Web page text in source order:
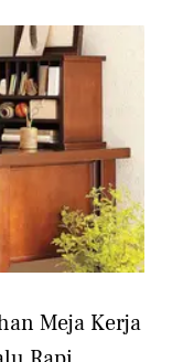
Meja Kerja